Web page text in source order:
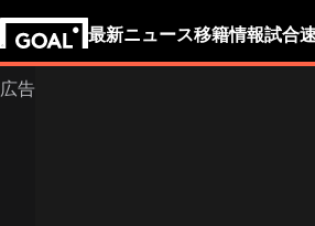
最新ニュース移籍情報試合